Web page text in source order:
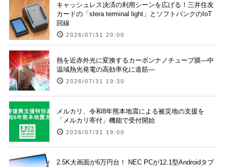
キャッシュレス決済の利用シーンを広げる！三井住友
カードの「stera terminal light」とソフトバンクのIoT
回線
2026/07/31 20:00
熱を近赤外光に変換するカーボンナノチューブ膜―中
温域熱光発電の高効率化に道筋―
2026/07/31 19:30
メルカリ、令和8年熊本地震による被災地の支援を
「メルカリ寄付」機能で受付開始
2026/07/31 19:00
2.5K大画面が6万円台！ NEC PCが12.1型Androidタブ